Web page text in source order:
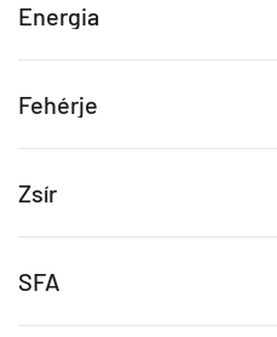
Energia
Fehérje
Zsír
SFA